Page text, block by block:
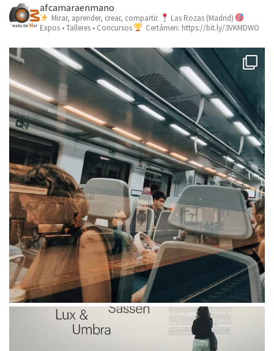
afcamaraenmano
Mirar, aprender, crear, compartir.
Las Rozas (Madrid)
Expos • Talleres • Concursos
Certámen: https://bit.ly/3VKMDWO